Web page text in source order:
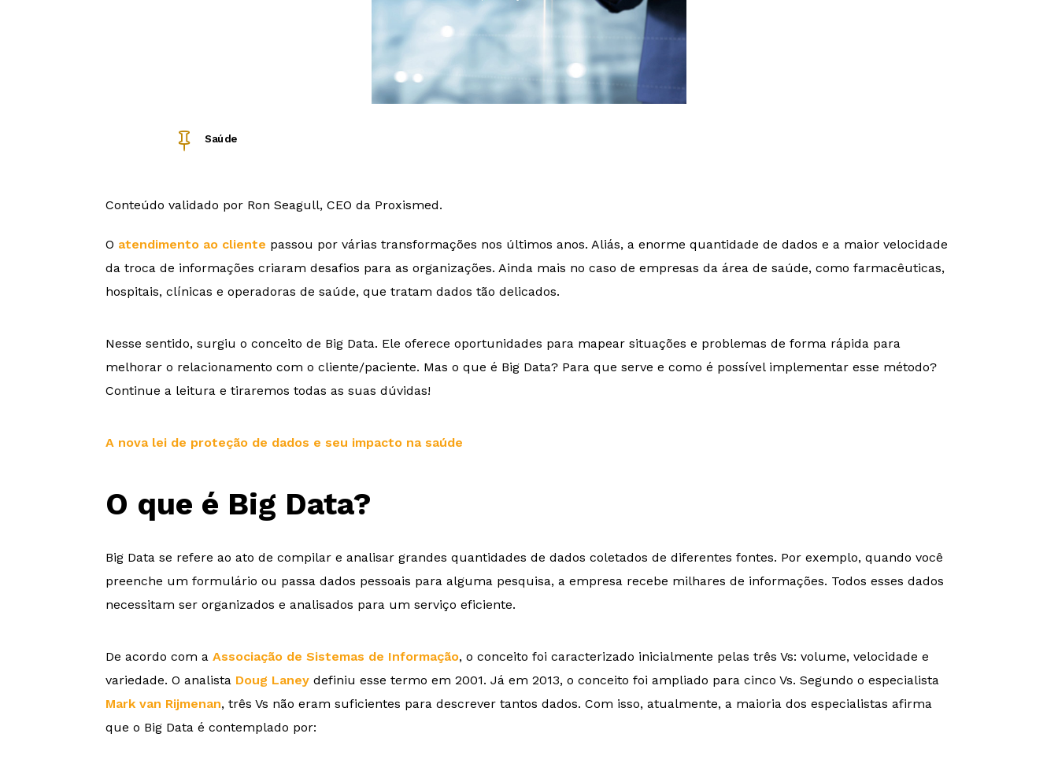
 Saúde
Conteúdo validado por Ron Seagull, CEO da Proxismed.
O atendimento ao cliente passou por várias transformações nos últimos anos. Aliás, a enorme quantidade de dados e a maior velocidade
da troca de informações criaram desafios para as organizações. Ainda mais no caso de empresas da área de saúde, como farmacêuticas,
hospitais, clínicas e operadoras de saúde, que tratam dados tão delicados.
Nesse sentido, surgiu o conceito de Big Data. Ele oferece oportunidades para mapear situações e problemas de forma rápida para
melhorar o relacionamento com o cliente/paciente. Mas o que é Big Data? Para que serve e como é possível implementar esse método?
Continue a leitura e tiraremos todas as suas dúvidas!
A nova lei de proteção de dados e seu impacto na saúde
O que é Big Data?
Big Data se refere ao ato de compilar e analisar grandes quantidades de dados coletados de diferentes fontes. Por exemplo, quando você
preenche um formulário ou passa dados pessoais para alguma pesquisa, a empresa recebe milhares de informações. Todos esses dados
necessitam ser organizados e analisados para um serviço eficiente.
De acordo com aAssociação de Sistemas de Informação, o conceito foi caracterizado inicialmente pelas três Vs: volume, velocidade e
variedade. O analista Doug Laney definiu esse termo em 2001. Já em 2013, o conceito foi ampliado para cinco Vs. Segundo o especialista
Mark van Rijmenan, três Vs não eram suficientes para descrever tantos dados. Com isso, atualmente, a maioria dos especialistas afirma
que o Big Data é contemplado por: